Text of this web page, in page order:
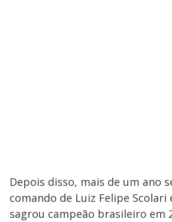
Depois disso, mais de um ano
comando de Luiz Felipe Scolari
sagrou campeão brasileiro em